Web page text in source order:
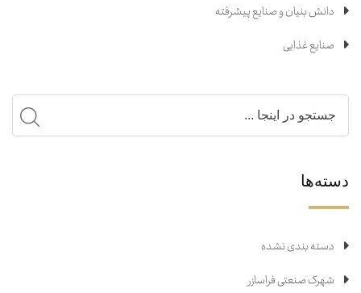
دانش بنیان و صنایع پیشرفته
صنایع غذایی
دسته‌ها
دسته بندی نشده
شهرک صنعتی فراسازر